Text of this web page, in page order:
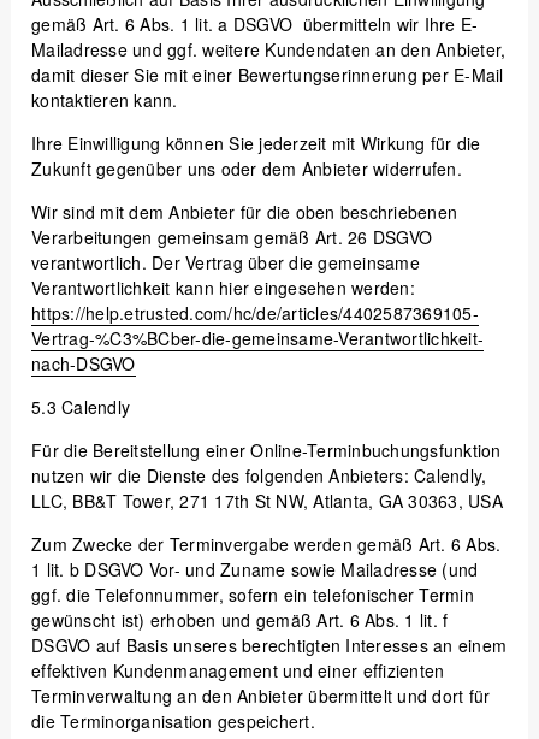
gemäß Art. 6 Abs. 1 lit. a DSGVO übermitteln wir Ihre E-
Mailadresse und ggf. weitere Kundendaten an den Anbieter,
damit dieser Sie mit einer Bewertungserinnerung per E-Mail
kontaktieren kann.
Ihre Einwilligung können Sie jederzeit mit Wirkung für die
Zukunft gegenüber uns oder dem Anbieter widerrufen.
Wir sind mit dem Anbieter für die oben beschriebenen
Verarbeitungen gemeinsam gemäß Art. 26 DSGVO
verantwortlich. Der Vertrag über die gemeinsame
Verantwortlichkeit kann hier eingesehen werden:
https://help.etrusted.com/hc/de/articles/4402587369105-
Vertrag-%C3%BCber-die-gemeinsame-Verantwortlichkeit-
nach-DSGVO
5.3 Calendly
Für die Bereitstellung einer Online-Terminbuchungsfunktion
nutzen wir die Dienste des folgenden Anbieters: Calendly,
LLC, BB&T Tower, 271 17th St NW, Atlanta, GA 30363, USA
Zum Zwecke der Terminvergabe werden gemäß Art. 6 Abs.
1 lit. b DSGVO Vor- und Zuname sowie Mailadresse (und
ggf. die Telefonnummer, sofern ein telefonischer Termin
gewünscht ist) erhoben und gemäß Art. 6 Abs. 1 lit. f
DSGVO auf Basis unseres berechtigten Interesses an einem
effektiven Kundenmanagement und einer effizienten
Terminverwaltung an den Anbieter übermittelt und dort für
die Terminorganisation gespeichert.